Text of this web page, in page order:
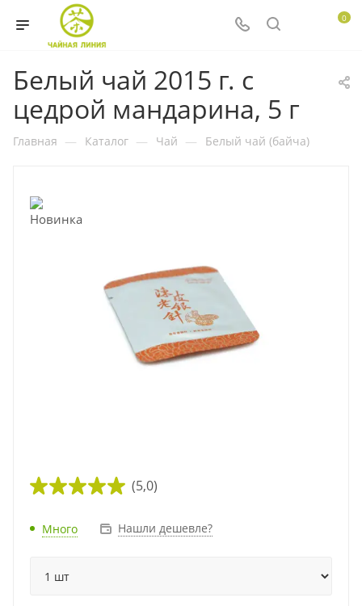
0
Белый чай 2015 г. с
цедрой мандарина, 5 г
Главная — Каталог — Чай — Белый чай (байча)
(5,0)
Много Нашли дешевле?